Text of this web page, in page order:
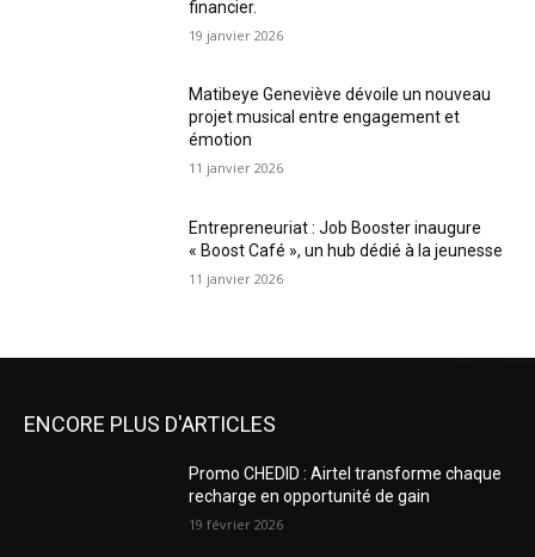
financier.
19 janvier 2026
Matibeye Geneviève dévoile un nouveau
projet musical entre engagement et
émotion
11 janvier 2026
Entrepreneuriat : Job Booster inaugure
« Boost Café », un hub dédié à la jeunesse
11 janvier 2026
ENCORE PLUS D'ARTICLES
Promo CHEDID : Airtel transforme chaque
recharge en opportunité de gain
19 février 2026